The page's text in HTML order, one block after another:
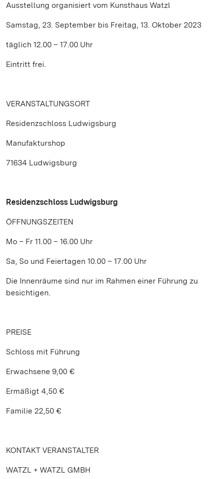
Ausstellung organisiert vom Kunsthaus Watzl
Samstag, 23. September bis Freitag, 13. Oktober 2023
täglich 12.00 – 17.00 Uhr
Eintritt frei.
VERANSTALTUNGSORT
Residenzschloss Ludwigsburg
Manufakturshop
71634 Ludwigsburg
Residenzschloss Ludwigsburg
ÖFFNUNGSZEITEN
Mo – Fr 11.00 – 16.00 Uhr
Sa, So und Feiertagen 10.00 – 17.00 Uhr
Die Innenräume sind nur im Rahmen einer Führung zu
besichtigen.
PREISE
Schloss mit Führung
Erwachsene 9,00 €
Ermäßigt 4,50 €
Familie 22,50 €
KONTAKT VERANSTALTER
WATZL + WATZL GMBH